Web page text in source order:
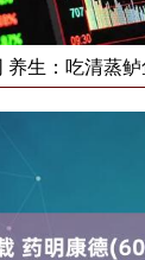
养生：吃清蒸